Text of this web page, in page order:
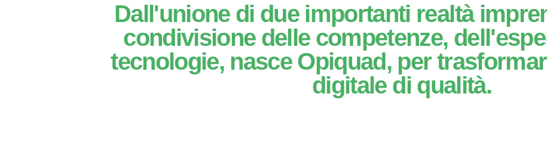
Dall'unione di due importanti realtà
condivisione delle competenze,
tecnologie, nasce Opiquad, per
digitale di qualità.